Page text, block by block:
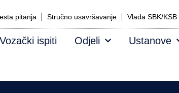
pitanja Stručno usavršavanje Vlada SBK/KSB
Vozački ispiti Odjeli Ustanove